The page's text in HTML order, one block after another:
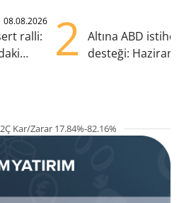
08.08.2026
ralli:
2
Altına ABD
desteği:
Kar/Zarar 17.84%-82.16%